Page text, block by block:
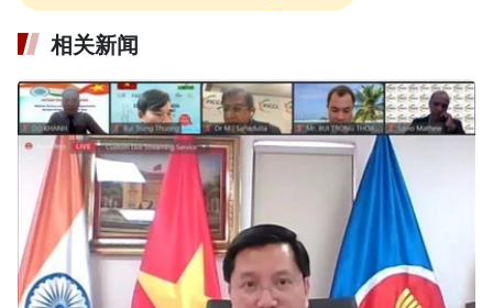
相关新闻